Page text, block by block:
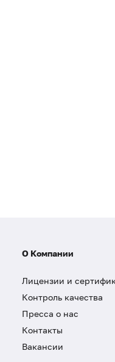
О Компании
Лицензии и
Контроль качества
Пресса о нас
Контакты
Вакансии